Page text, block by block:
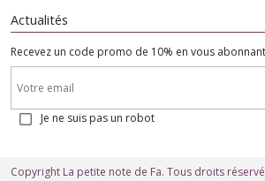
Actualités
Recevez un code promo de 10% en vous
Je ne suis pas un robot
Copyright La petite note de Fa. Tous droits